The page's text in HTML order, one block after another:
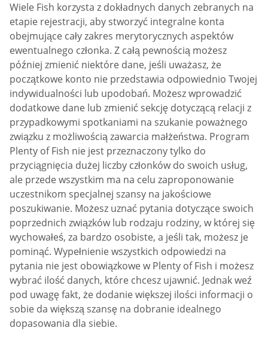
Wiele Fish korzysta z dokładnych danych zebranych na
etapie rejestracji, aby stworzyć integralne konta
obejmujące cały zakres merytorycznych aspektów
ewentualnego członka. Z całą pewnością możesz
później zmienić niektóre dane, jeśli uważasz, że
początkowe konto nie przedstawia odpowiednio Twojej
indywidualności lub upodobań. Możesz wprowadzić
dodatkowe dane lub zmienić sekcję dotyczącą relacji z
przypadkowymi spotkaniami na szukanie poważnego
związku z możliwością zawarcia małżeństwa. Program
Plenty of Fish nie jest przeznaczony tylko do
przyciągnięcia dużej liczby członków do swoich usług,
ale przede wszystkim ma na celu zaproponowanie
uczestnikom specjalnej szansy na jakościowe
poszukiwanie. Możesz uznać pytania dotyczące swoich
poprzednich związków lub rodzaju rodziny, w której się
wychowałeś, za bardzo osobiste, a jeśli tak, możesz je
pominąć. Wypełnienie wszystkich odpowiedzi na
pytania nie jest obowiązkowe w Plenty of Fish i możesz
wybrać ilość danych, które chcesz ujawnić. Jednak weź
pod uwagę fakt, że dodanie większej ilości informacji o
sobie da większą szansę na dobranie idealnego
dopasowania dla siebie.